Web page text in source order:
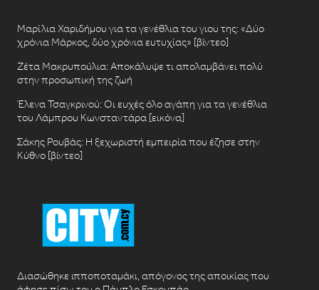
Μαρίλια Χαριδήμου για τα γενέθλια του γιου της: «Δύο
χρόνια Μάρκος, δύο χρόνια ευτυχίας» [βίντεο]
Ζέτα Μακρυπούλια: Αποκάλυψε τι απολαμβάνει πολύ
στην προσωπική της ζωή
Έλενα Τσαγκρινού: Οι ευχές όλο αγάπη για τα γενέθλια
του Λάμπρου Κωνσταντάρα [εικόνα]
Σάκης Ρουβάς: Η ξεχωριστή εμπειρία που έζησε στην
Κύθνο [βίντεο]
Διασώθηκε ιπποποταμάκι, απόγονος της αποικίας που